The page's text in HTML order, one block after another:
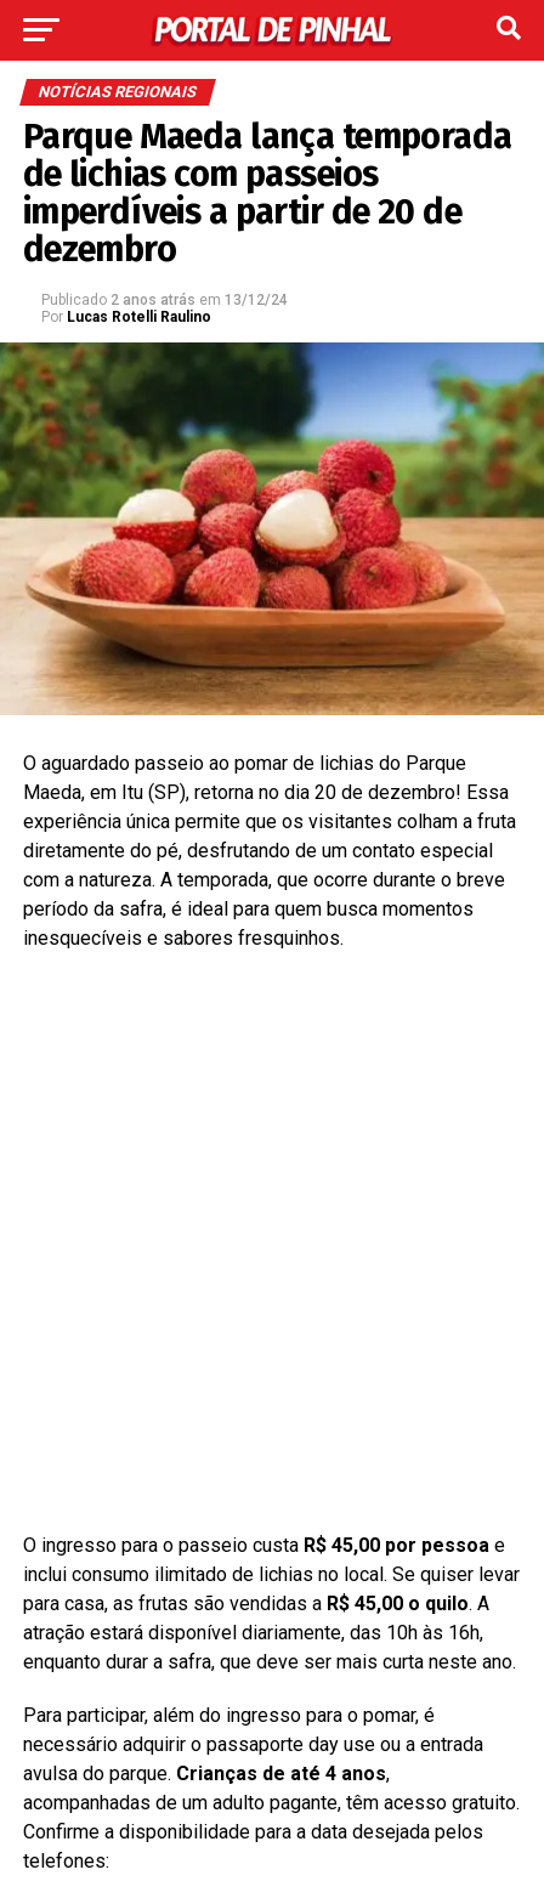
NOTÍCIAS REGIONAIS
Parque Maeda lança temporada
de lichias com passeios
imperdíveis a partir de 20 de
dezembro
Publicado 2 anos atrás em 13/12/24
Por Lucas Rotelli Raulino
O aguardado passeio ao pomar de lichias do Parque
Maeda, em Itu (SP), retorna no dia 20 de dezembro! Essa
experiência única permite que os visitantes colham a fruta
diretamente do pé, desfrutando de um contato especial
com a natureza. A temporada, que ocorre durante o breve
período da safra, é ideal para quem busca momentos
inesquecíveis e sabores fresquinhos.
O ingresso para o passeio custa R$ 45,00 por pessoa e
inclui consumo ilimitado de lichias no local. Se quiser levar
para casa, as frutas são vendidas a R$ 45,00 o quilo. A
atração estará disponível diariamente, das 10h às 16h,
enquanto durar a safra, que deve ser mais curta neste ano.
Para participar, além do ingresso para o pomar, é
necessário adquirir o passaporte day use ou a entrada
avulsa do parque. Crianças de até 4 anos,
acompanhadas de um adulto pagante, têm acesso gratuito.
Confirme a disponibilidade para a data desejada pelos
telefones: